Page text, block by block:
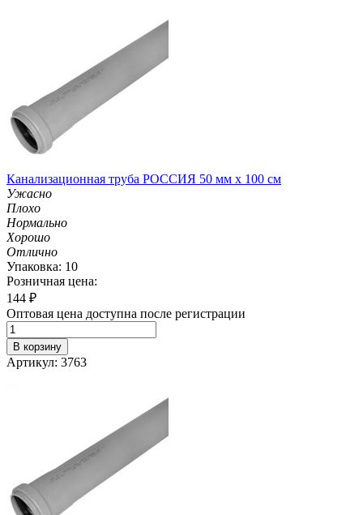
Канализационная труба РОССИЯ 50 мм х 100 см
Ужасно
Плохо
Нормально
Хорошо
Отлично
Упаковка: 10
Розничная цена:
144 ₽
Оптовая цена доступна после регистрации
В корзину
Артикул: 3763